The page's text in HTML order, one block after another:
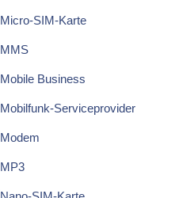
Micro-SIM-Karte
MMS
Mobile Business
Mobilfunk-Serviceprovider
Modem
MP3